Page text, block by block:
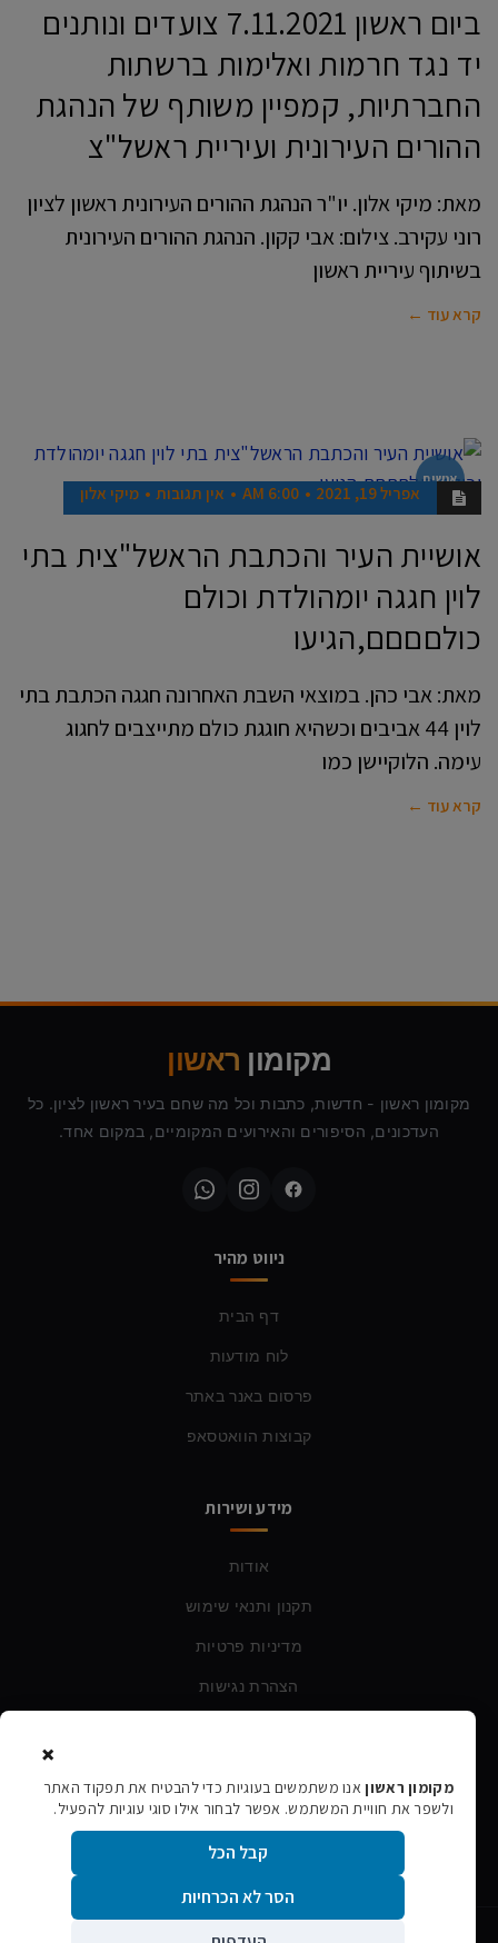
ביום ראשון 7.11.2021 צועדים ונותנים
יד נגד חרמות ואלימות ברשתות
החברתיות, קמפיין משותף של הנהגת
ההורים העירונית ועיריית ראשל"צ
מאת: מיקי אלון. יו"ר הנהגת ההורים העירונית ראשון לציון
רוני עקירב. צילום: אבי קקון. הנהגת ההורים העירונית
בשיתוף עיריית ראשון
קרא עוד ←
אנשים
אפריל 19, 2021 6:00 AM אין תגובות מיקי אלון
אושיית העיר והכתבת הראשל"צית בתי
לוין חגגה יומהולדת וכולם
כולםםםם,הגיעו
מאת: אבי כהן. במוצאי השבת האחרונה חגגה הכתבת בתי
לוין 44 אביבים וכשהיא חוגגת כולם מתייצבים לחגוג
עימה. הלוקיישן כמו
קרא עוד ←
מקומון ראשון
מקומון ראשון - חדשות, כתבות וכל מה שחם בעיר ראשון לציון. כל
העדכונים, הסיפורים והאירועים המקומיים, במקום אחד.
ניווט מהיר
דף הבית
לוח מודעות
פרסום באנר באתר
קבוצות הוואטסאפ
מידע ושירות
אודות
תקנון ותנאי שימוש
מדיניות פרטיות
הצהרת נגישות
טלפון: 054-760-6388
rishon106@gmail.com
×
מקומון ראשוןאנו משתמשים בעוגיות כדי להבטיח את תפקוד האתר
ולשפר את חוויית המשתמש. אפשר לבחור אילו סוגי עוגיות להפעיל.
קבל הכל
הסר לא הכרחיות